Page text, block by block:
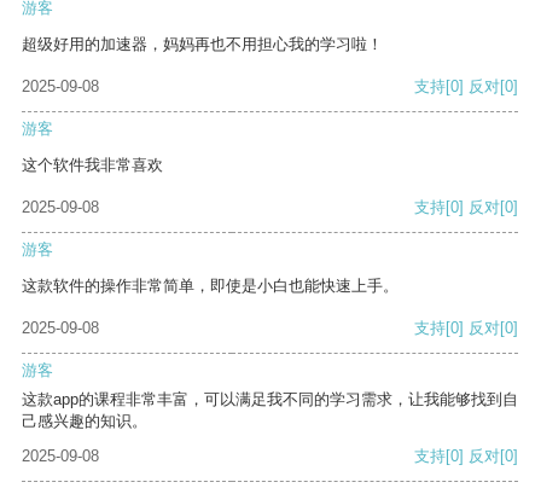
游客
超级好用的加速器，妈妈再也不用担心我的学习啦！
2025-09-08 支持[0] 反对[0]
游客
这个软件我非常喜欢
2025-09-08 支持[0] 反对[0]
游客
这款软件的操作非常简单，即使是小白也能快速上手。
2025-09-08 支持[0] 反对[0]
游客
这款app的课程非常丰富，可以满足我不同的学习需求，让我能够找到自
己感兴趣的知识。
2025-09-08
支持[0] 反对[0]